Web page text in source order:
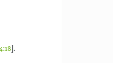
].